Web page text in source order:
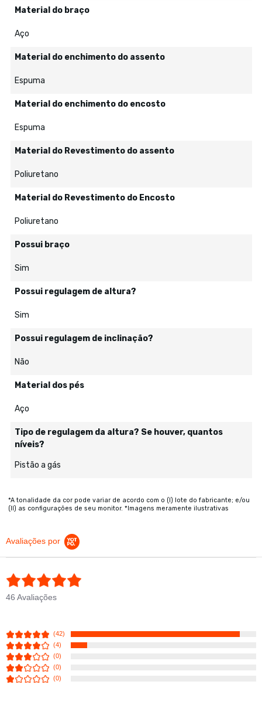
Material do braço
Aço
Material do enchimento do assento
Espuma
Material do enchimento do encosto
Espuma
Material do Revestimento do assento
Poliuretano
Material do Revestimento do Encosto
Poliuretano
Possui braço
Sim
Possui regulagem de altura?
Sim
Possui regulagem de inclinação?
Não
Material dos pés
Aço
Tipo de regulagem da altura? Se houver, quantos
níveis?
Pistão a gás
*A tonalidade da cor pode variar de acordo com o (I) lote do fabricante; e/ou
(II) as configurações de seu monitor. *Imagens meramente ilustrativas
Avaliações por
46 Avaliações
(42)
(4)
(0)
(0)
(0)